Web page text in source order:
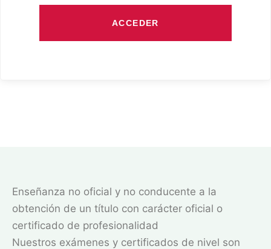
ACCEDER
Enseñanza no oficial y no conducente a la
obtención de un título con carácter oficial o
certificado de profesionalidad
Nuestros exámenes y certificados de nivel son